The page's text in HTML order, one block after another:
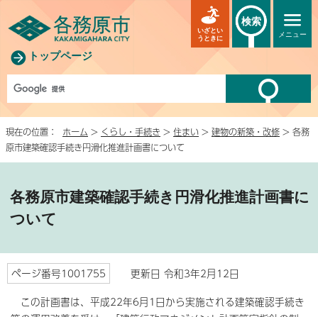
トップページ
メニュー
いざとい
うときに
検索
現在の位置： ホーム > くらし・手続き > 住まい > 建物の新築・改修 > 各務
原市建築確認手続き円滑化推進計画書について
各務原市建築確認手続き円滑化推進計画書に
ついて
ページ番号1001755
更新日 令和3年2月12日
この計画書は、平成22年6月1日から実施される建築確認手続き